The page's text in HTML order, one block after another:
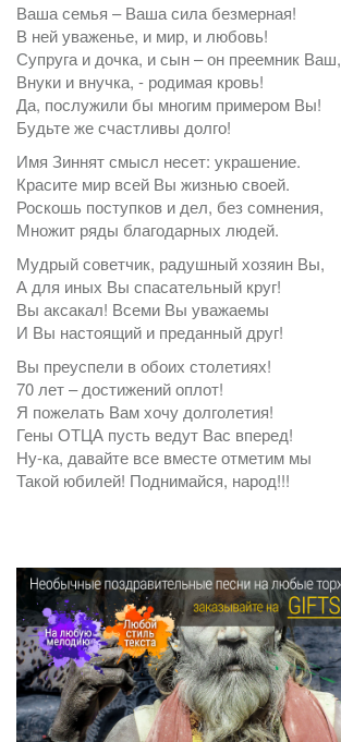
Ваша семья – Ваша сила безмерная!
В ней уваженье, и мир, и любовь!
Супруга и дочка, и сын – он преемник Ваш,
Внуки и внучка, - родимая кровь!
Да, послужили бы многим примером Вы!
Будьте же счастливы долго!
Имя Зиннят смысл несет: украшение.
Красите мир всей Вы жизнью своей.
Роскошь поступков и дел, без сомнения,
Множит ряды благодарных людей.
Мудрый советчик, радушный хозяин Вы,
А для иных Вы спасательный круг!
Вы аксакал! Всеми Вы уважаемы
И Вы настоящий и преданный друг!
Вы преуспели в обоих столетиях!
70 лет – достижений оплот!
Я пожелать Вам хочу долголетия!
Гены ОТЦА пусть ведут Вас вперед!
Ну-ка, давайте все вместе отметим мы
Такой юбилей! Поднимайся, народ!!!